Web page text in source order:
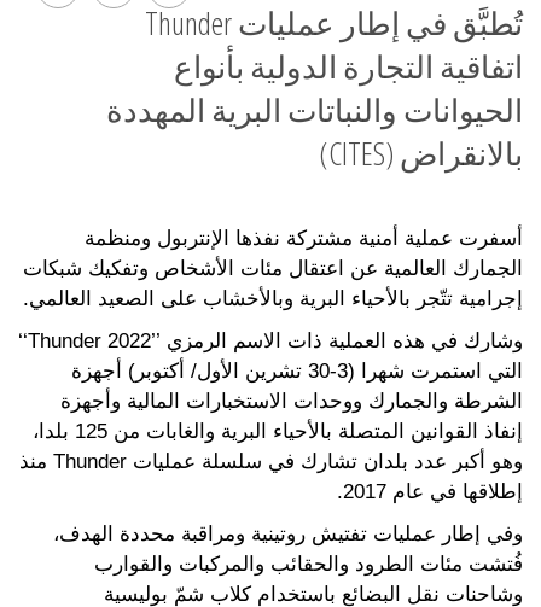
تُطبَّق في إطار عمليات Thunder
اتفاقية التجارة الدولية بأنواع
الحيوانات والنباتات البرية المهددة
بالانقراض (CITES)
أسفرت عملية أمنية مشتركة نفذها الإنتربول ومنظمة
الجمارك العالمية عن اعتقال مئات الأشخاص وتفكيك شبكات
إجرامية تتّجر بالأحياء البرية وبالأخشاب على الصعيد العالمي.
وشارك في هذه العملية ذات الاسم الرمزي ’’Thunder 2022‘‘
التي استمرت شهرا (3-30 تشرين الأول/ أكتوبر) أجهزة
الشرطة والجمارك ووحدات الاستخبارات المالية وأجهزة
إنفاذ القوانين المتصلة بالأحياء البرية والغابات من 125 بلدا،
وهو أكبر عدد بلدان تشارك في سلسلة عمليات Thunder منذ
إطلاقها في عام 2017.
وفي إطار عمليات تفتيش روتينية ومراقبة محددة الهدف،
فُتشت مئات الطرود والحقائب والمركبات والقوارب
وشاحنات نقل البضائع باستخدام كلاب شمّ بوليسية